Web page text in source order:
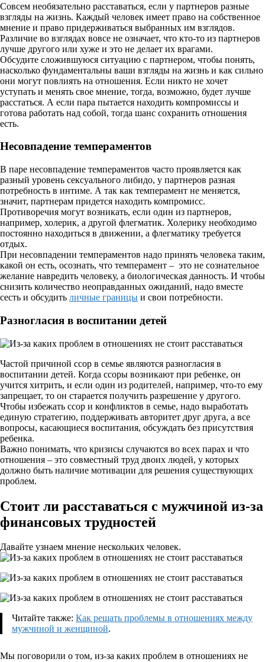
Совсем необязательно расставаться, если у партнеров разные
взгляды на жизнь. Каждый человек имеет право на собственное
мнение и право придерживаться выбранных им взглядов.
Различие во взглядах вовсе не означает, что кто-то из партнеров
лучше другого или хуже и это не делает их врагами.
Обсудите сложившуюся ситуацию с партнером, чтобы понять,
насколько фундаментальны ваши взгляды на жизнь и как сильно
они могут повлиять на отношения. Если никто не хочет
уступать и менять свое мнение, тогда, возможно, будет лучше
расстаться. А если пара пытается находить компромиссы и
готова работать над собой, тогда шанс сохранить отношения
есть.
Несовпадение темпераментов
В паре несовпадение темпераментов часто проявляется как
разный уровень сексуального либидо, у партнеров разная
потребность в интиме. А так как темперамент не меняется,
значит, партнерам придется находить компромисс.
Противоречия могут возникать, если один из партнеров,
например, холерик, а другой флегматик. Холерику необходимо
постоянно находиться в движении, а флегматику требуется
отдых.
При несовпадении темпераментов надо принять человека таким,
какой он есть, осознать, что темперамент – это не сознательное
желание навредить человеку, а биологическая данность. И чтобы
снизить количество неоправданных ожиданий, надо вместе
сесть и обсудить личные границы и свои потребности.
Разногласия в воспитании детей
Частой причиной ссор в семье являются разногласия в
воспитании детей. Когда ссоры возникают при ребенке, он
учится хитрить, и если один из родителей, например, что-то ему
запрещает, то он старается получить разрешение у другого.
Чтобы избежать ссор и конфликтов в семье, надо выработать
единую стратегию, поддерживать авторитет друг друга, а все
вопросы, касающиеся воспитания, обсуждать без присутствия
ребенка.
Важно понимать, что кризисы случаются во всех парах и что
отношения – это совместный труд двоих людей, у которых
должно быть наличие мотивации для решения существующих
проблем.
Стоит ли расставаться с мужчиной из-за
финансовых трудностей
Давайте узнаем мнение нескольких человек.
Читайте также: Как решать проблемы в отношениях между
мужчиной и женщиной.
Мы поговорили о том, из-за каких проблем в отношениях не